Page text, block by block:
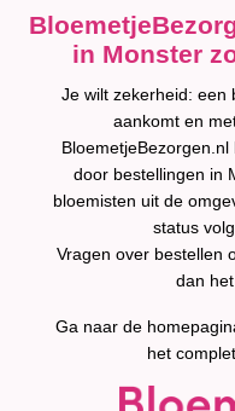
in Monster
Je wilt zekerheid: een
aankomt en
door bestellingen in
bloemisten uit de
status
Vragen over bestellen
dan het
Ga naar de
het